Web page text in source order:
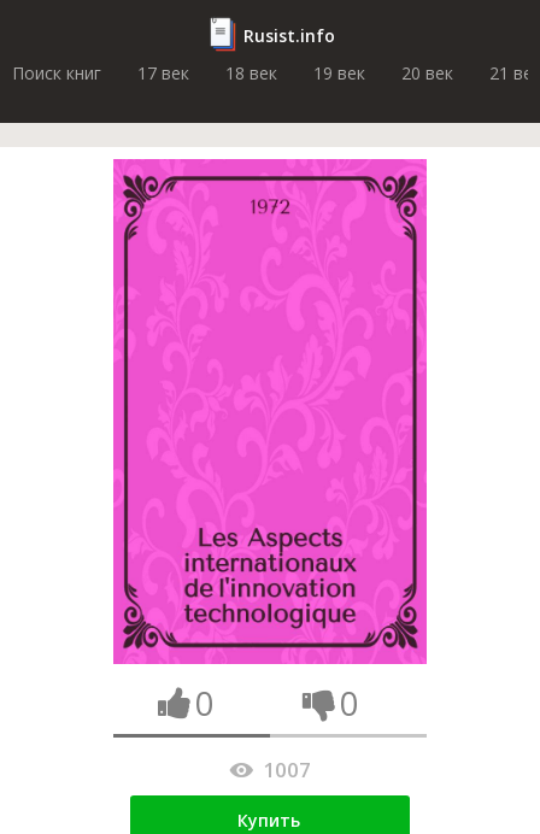
Rusist.info
Поиск книг
17 век 18 век 19 век 20 век 21 век
0 0
1007
Купить